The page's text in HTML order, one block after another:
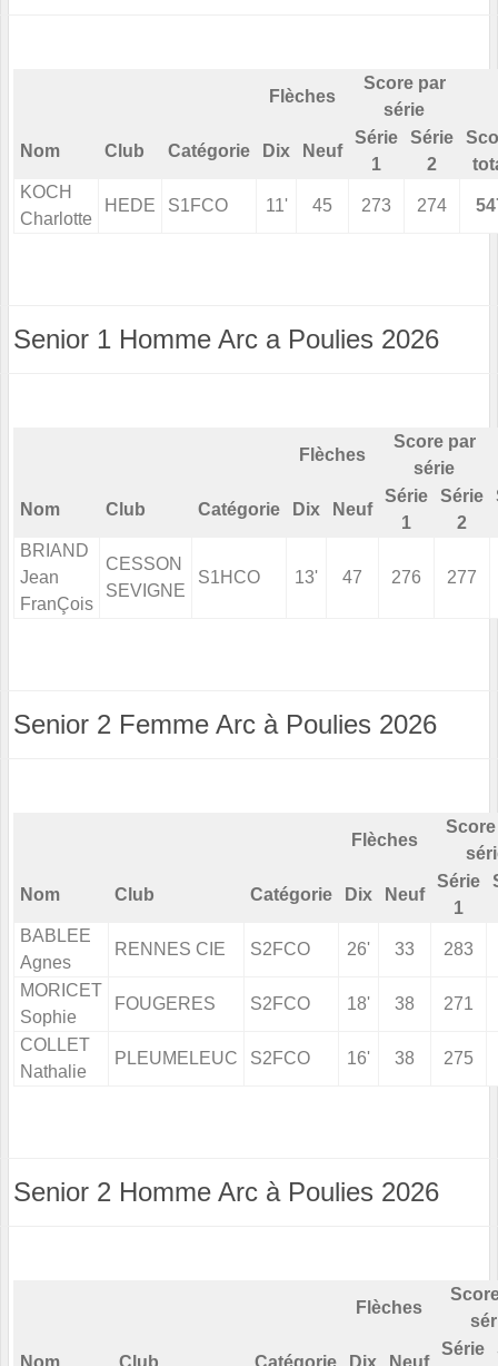
Flèches
Score par
série
Nom Club Catégorie Dix Neuf
Série
1
Série
2
KOCH
Charlotte
HEDE S1FCO 11' 45 273 274
Senior 1 Homme Arc a Poulies 2026
Flèches
Score par
série
Nom Club Catégorie Dix Neuf
Série
1
Série
2
BRIAND
Jean
FranÇois
CESSON
SEVIGNE
S1HCO 13' 47 276 277
Senior 2 Femme Arc à Poulies 2026
Flèches
Nom Club Catégorie Dix Neuf
Série
1
BABLEE
Agnes
RENNES CIE S2FCO 26' 33 283
MORICET
Sophie
FOUGERES S2FCO 18' 38 271
COLLET
Nathalie
PLEUMELEUC S2FCO 16' 38 275
Senior 2 Homme Arc à Poulies 2026
Flèches
Série